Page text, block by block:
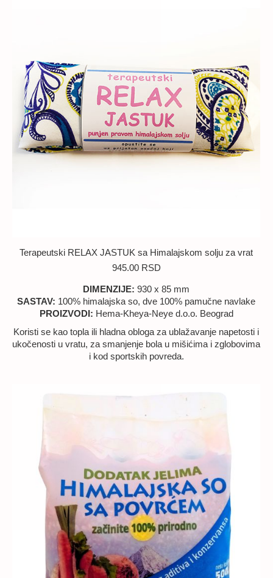
Terapeutski RELAX JASTUK sa Himalajskom solju za vrat
945.00 RSD
DIMENZIJE: 930 x 85 mm
SASTAV: 100% himalajska so, dve 100% pamučne navlake
PROIZVODI: Hema-Kheya-Neye d.o.o. Beograd
Koristi se kao topla ili hladna obloga za ublažavanje napetosti i
ukočenosti u vratu, za smanjenje bola u mišićima i zglobovima
i kod sportskih povreda.